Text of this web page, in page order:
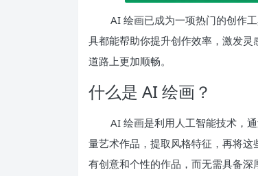
AI 绘画已成为一项热门的创作
具都能帮助你提升创作效率，激发
道路上更加顺畅。
什么是 AI 绘画？
AI 绘画是利用人工智能技术，
量艺术作品，提取风格特征，再将
有创意和个性的作品，而无需具备深